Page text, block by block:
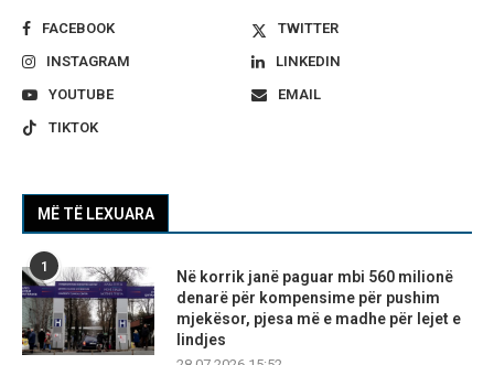
FACEBOOK
TWITTER
INSTAGRAM
LINKEDIN
YOUTUBE
EMAIL
TIKTOK
MË TË LEXUARA
1
Në korrik janë paguar mbi 560 milionë
denarë për kompensime për pushim
mjekësor, pjesa më e madhe për lejet e
lindjes